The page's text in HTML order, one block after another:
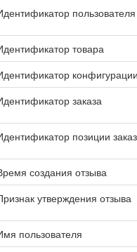
пользователя
товара
заказа
позиции
создания отзыва
утверждения отзыва
пользователя